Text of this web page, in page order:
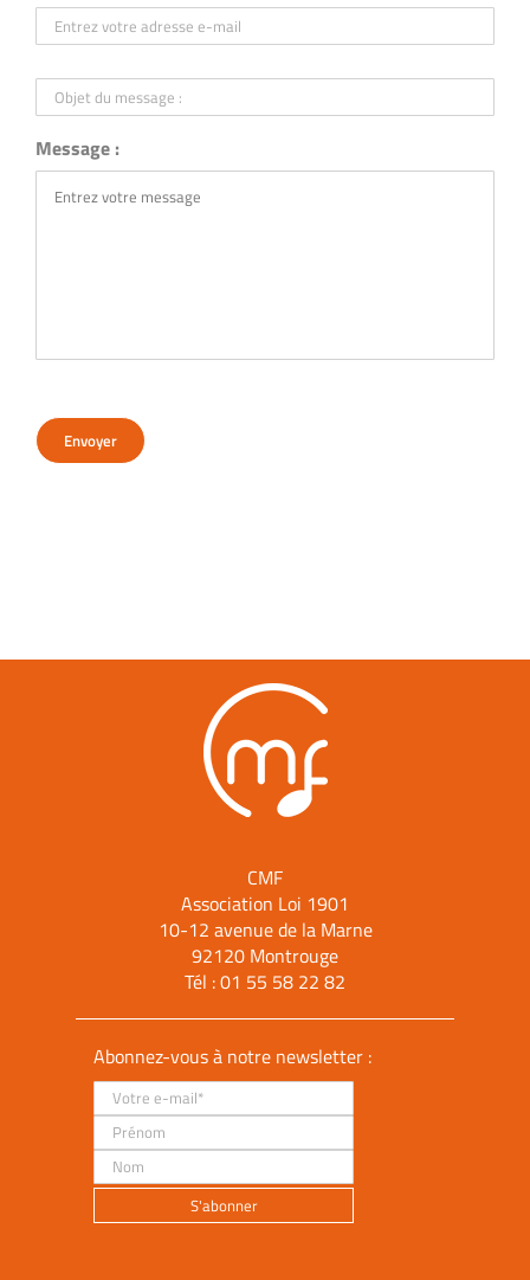
Objet
du
message
:Message :
Envoyer
CMF
Association Loi 1901
10-12 avenue de la Marne
92120 Montrouge
Tél :01 55 58 22 82
Abonnez-vous à notre newsletter :